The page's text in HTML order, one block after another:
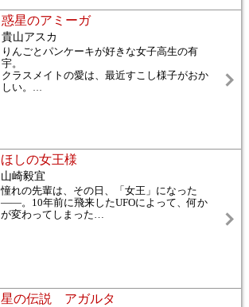
惑星のアミーガ
貴山アスカ
りんごとパンケーキが好きな女子高生の有
宇。
クラスメイトの愛は、最近すこし様子がおか
しい。 …
ほしの女王様
山崎毅宜
憧れの先輩は、その日、「女王」になった
――。10年前に飛来したUFOによって、何か
が変わってしまった…
星の伝説 アガルタ